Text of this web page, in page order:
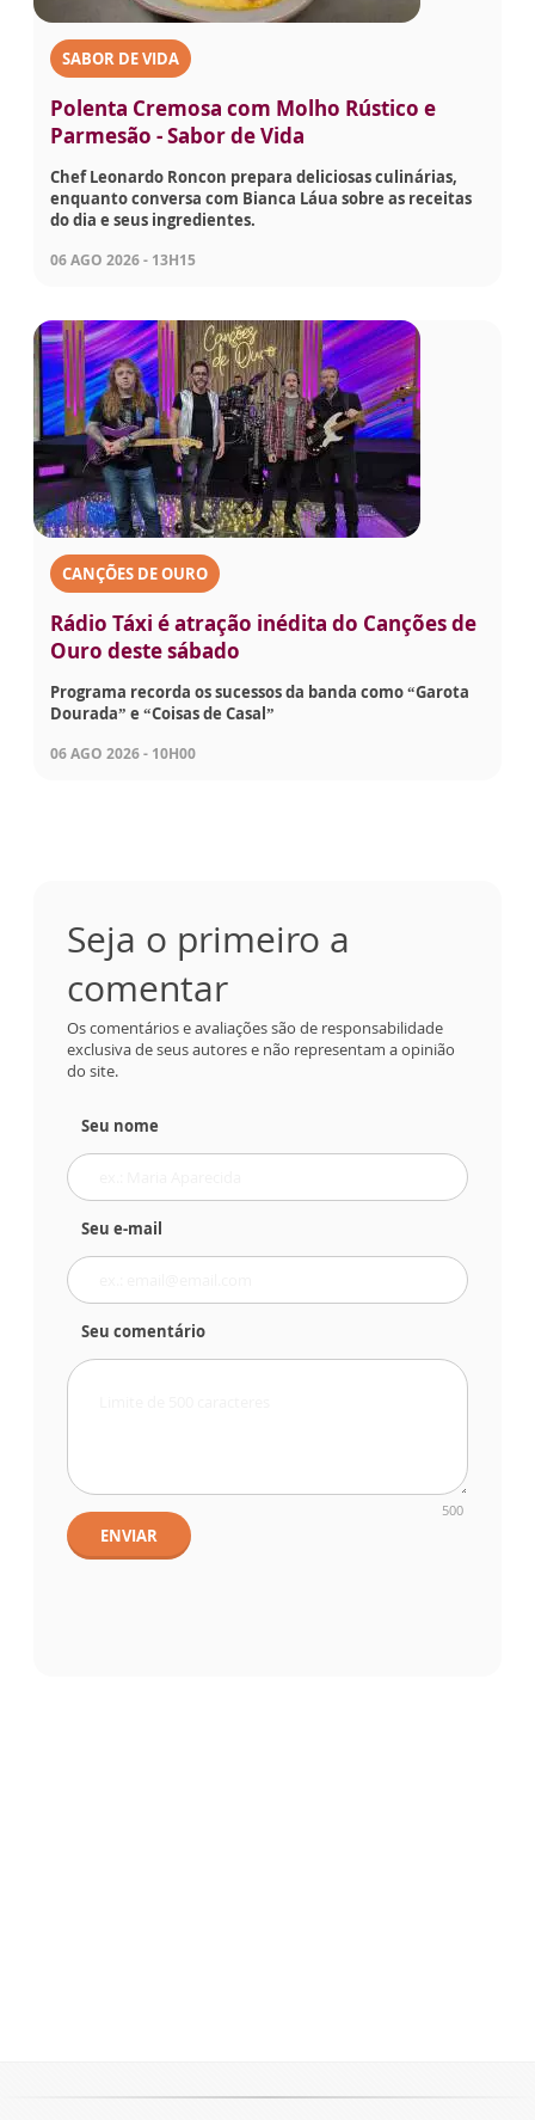
SABOR DE VIDA
Polenta Cremosa com Molho Rústico e
Parmesão - Sabor de Vida
Chef Leonardo Roncon prepara deliciosas culinárias,
enquanto conversa com Bianca Láua sobre as receitas
do dia e seus ingredientes.
06 AGO 2026 - 13H15
CANÇÕES DE OURO
Rádio Táxi é atração inédita do Canções de
Ouro deste sábado
Programa recorda os sucessos da banda como “Garota
Dourada” e “Coisas de Casal”
06 AGO 2026 - 10H00
Seja o primeiro a
comentar
Os comentários e avaliações são de responsabilidade
exclusiva de seus autores e não representam a opinião
do site.
Seu nome
Seu e-mail
Seu comentário
500
ENVIAR